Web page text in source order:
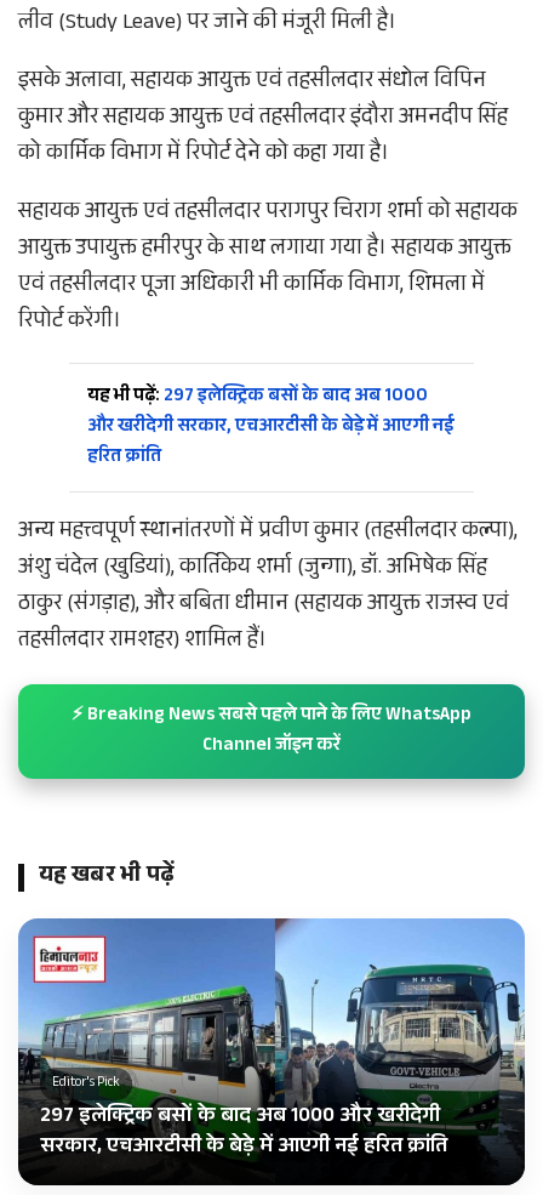
लीव (Study Leave) पर जाने की मंजूरी मिली है।​
इसके अलावा, सहायक आयुक्त एवं तहसीलदार संधोल विपिन
कुमार और सहायक आयुक्त एवं तहसीलदार इंदौरा अमनदीप सिंह
को कार्मिक विभाग में रिपोर्ट देने को कहा गया है।
सहायक आयुक्त एवं तहसीलदार परागपुर चिराग शर्मा को सहायक
आयुक्त उपायुक्त हमीरपुर के साथ लगाया गया है। सहायक आयुक्त
एवं तहसीलदार पूजा अधिकारी भी कार्मिक विभाग, शिमला में
रिपोर्ट करेंगी।​
यह भी पढ़ें: 297 इलेक्ट्रिक बसों के बाद अब 1000
और खरीदेगी सरकार, एचआरटीसी के बेड़े में आएगी नई
हरित क्रांति
अन्य महत्त्वपूर्ण स्थानांतरणों में प्रवीण कुमार (तहसीलदार कल्पा),
अंशु चंदेल (खुडियां), कार्तिकेय शर्मा (जुन्गा), डॉ. अभिषेक सिंह
ठाकुर (संगड़ाह), और बबिता धीमान (सहायक आयुक्त राजस्व एवं
तहसीलदार रामशहर) शामिल हैं।
⚡ Breaking News सबसे पहले पाने के लिए WhatsApp
Channel जॉइन करें
यह खबर भी पढ़ें
Editor's Pick
297 इलेक्ट्रिक बसों के बाद अब 1000 और खरीदेगी
सरकार, एचआरटीसी के बेड़े में आएगी नई हरित क्रांति